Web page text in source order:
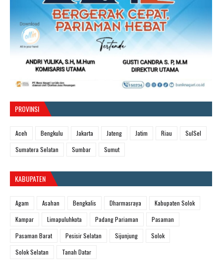
PROVINSI
Aceh Bengkulu Jakarta Jateng Jatim Riau
SulSel
Sumatera Selatan
Sumbar Sumut
KABUPATEN
Agam Asahan Bengkalis Dharmasraya
Kabupaten Solok
Kampar
Limapuluhkota Padang Pariaman
Pasaman
Pasaman Barat
Pesisir Selatan Sijunjung
Solok
Solok Selatan
Tanah Datar